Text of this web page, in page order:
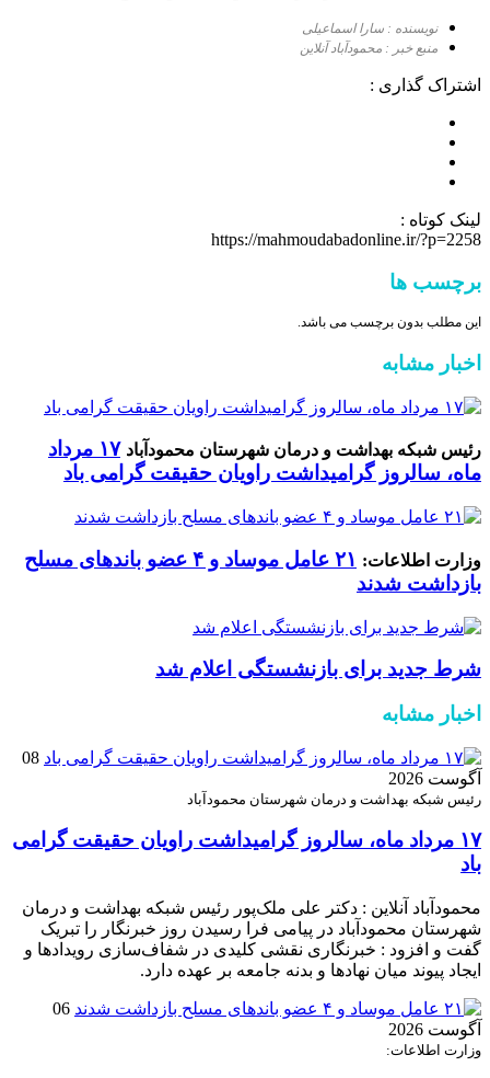
نویسنده : سارا اسماعیلی
منبع خبر : محمودآباد آنلاین
اشتراک گذاری :
لینک کوتاه :
https://mahmoudabadonline.ir/?p=2258
برچسب ها
این مطلب بدون برچسب می باشد.
اخبار مشابه
رئیس شبکه بهداشت و درمان شهرستان محمودآباد
۱۷ مرداد
ماه، سالروز گرامیداشت راویان حقیقت گرامی باد
وزارت اطلاعات:
۲۱ عامل موساد و ۴ عضو باند‌های مسلح
بازداشت شدند
شرط جدید برای بازنشستگی اعلام شد
اخبار مشابه
08
آگوست 2026
رئیس شبکه بهداشت و درمان شهرستان محمودآباد
۱۷ مرداد ماه، سالروز گرامیداشت راویان حقیقت گرامی
باد
محمودآباد آنلاین : دکتر علی ملک‌پور رئیس شبکه بهداشت و درمان
شهرستان محمودآباد در پیامی فرا رسیدن روز خبرنگار را تبریک
گفت و افزود : خبرنگاری نقشی کلیدی در شفاف‌سازی رویدادها و
ایجاد پیوند میان نهادها و بدنه جامعه بر عهده دارد.
06
آگوست 2026
وزارت اطلاعات: